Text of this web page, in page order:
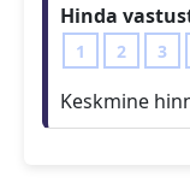
Hinda
1 2 3
Keskmine